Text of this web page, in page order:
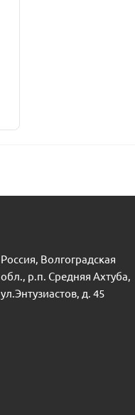
Россия, Волгоградская
обл., р.п. Средняя Ахтуба,
ул.Энтузиастов, д. 45